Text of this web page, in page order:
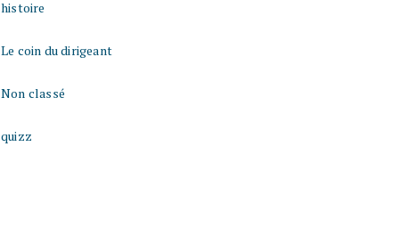
histoire
Le coin du dirigeant
Non classé
quizz